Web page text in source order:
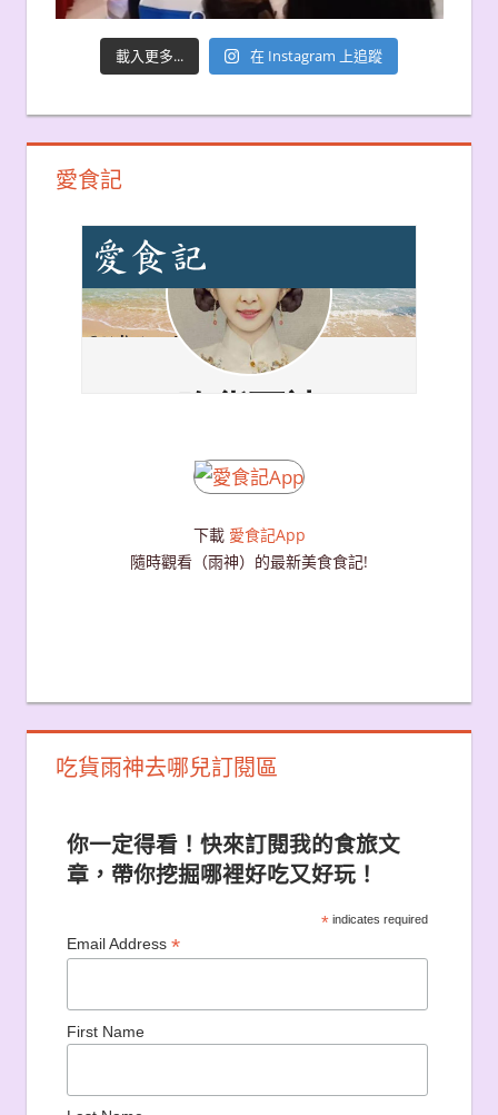
載入更多... 在 Instagram 上追蹤
愛食記
下載 愛食記App
隨時觀看（雨神）的最新美食食記!
吃貨雨神去哪兒訂閱區
你一定得看！快來訂閱我的食旅文
章，帶你挖掘哪裡好吃又好玩！
*indicates required
Email Address *
First Name